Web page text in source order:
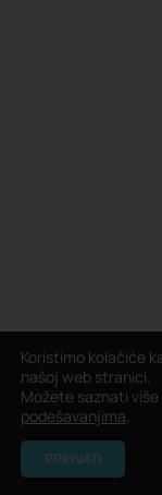
Koristimo kolačiće
našoj web stranici.
Možete saznati
podešavanjima.
PRIHVATI